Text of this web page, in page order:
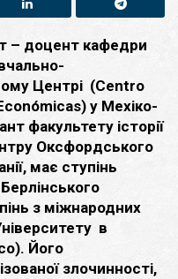
– доцент кафедри
Центрі (Centro
у Мехіко-
факультету історії
Оксфордського
має ступінь
з міжнародних
в
Його
злочинності,